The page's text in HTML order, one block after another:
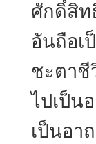
ศักดิ์สิท
อันถือเ
ชะตาชี
ไปเป็น
เป็นอา